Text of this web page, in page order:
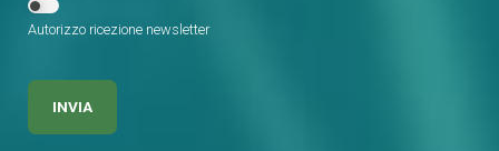
Autorizzo ricezione newsletter